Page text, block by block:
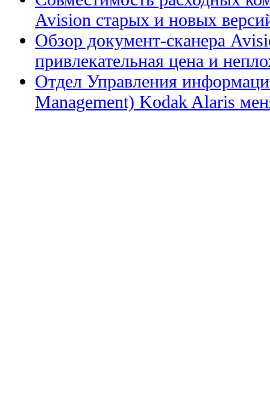
Avision старых и новых
Обзор документ-сканера
привлекательная цена и
Отдел Управления
Management) Kodak Alaris